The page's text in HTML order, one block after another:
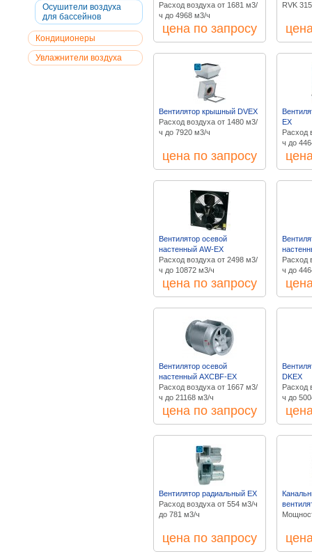
Осушители воздуха
для бассейнов
Кондиционеры
Увлажнители воздуха
Расход воздуха от 1681 м3/
ч до 4968 м3/ч
цена по запросу
RVK
Вентилятор крышный DVEX
Расход воздуха от 1480 м3/
ч до 7920 м3/ч
цена по запросу
EX
Расход
ч до
Вентилятор осевой
настенный AW-EX
Расход воздуха от 2498 м3/
ч до 10872 м3/ч
цена по запросу
Расход
ч до
Вентилятор осевой
настенный AXCBF-EX
Расход воздуха от 1667 м3/
ч до 21168 м3/ч
цена по запросу
DKEX
Расход
ч до
Вентилятор радиальный EX
Расход воздуха от 554 м3/ч
до 781 м3/ч
цена по запросу